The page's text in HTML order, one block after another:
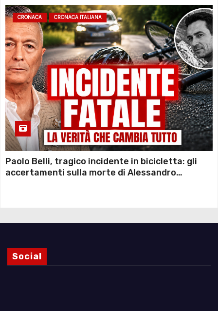
CRONACA CRONACA ITALIANA
Paolo Belli, tragico incidente in bicicletta: gli
accertamenti sulla morte di Alessandro
Social